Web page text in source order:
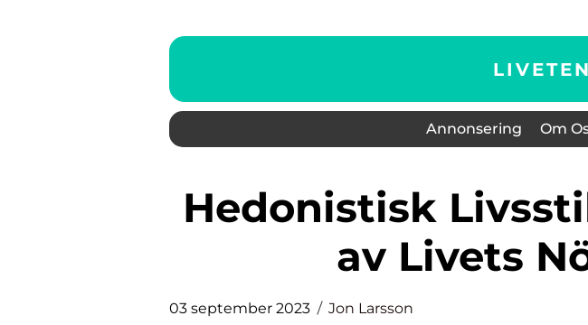
Annonsering Om
Hedonistisk Livsstil: Att Njuta
av Livets
03 september 2023 Jon Larsson